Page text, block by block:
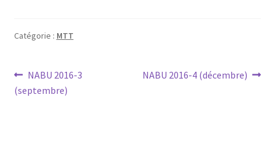
Catégorie : MTT
Navigation
de
Article
précédent :
NABU 2016-3
(septembre)
Article
NABU 2016-4 (décembre)